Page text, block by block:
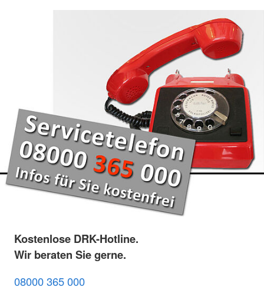
Kostenlose DRK-Hotline.
Wir beraten Sie gerne.
08000 365 000